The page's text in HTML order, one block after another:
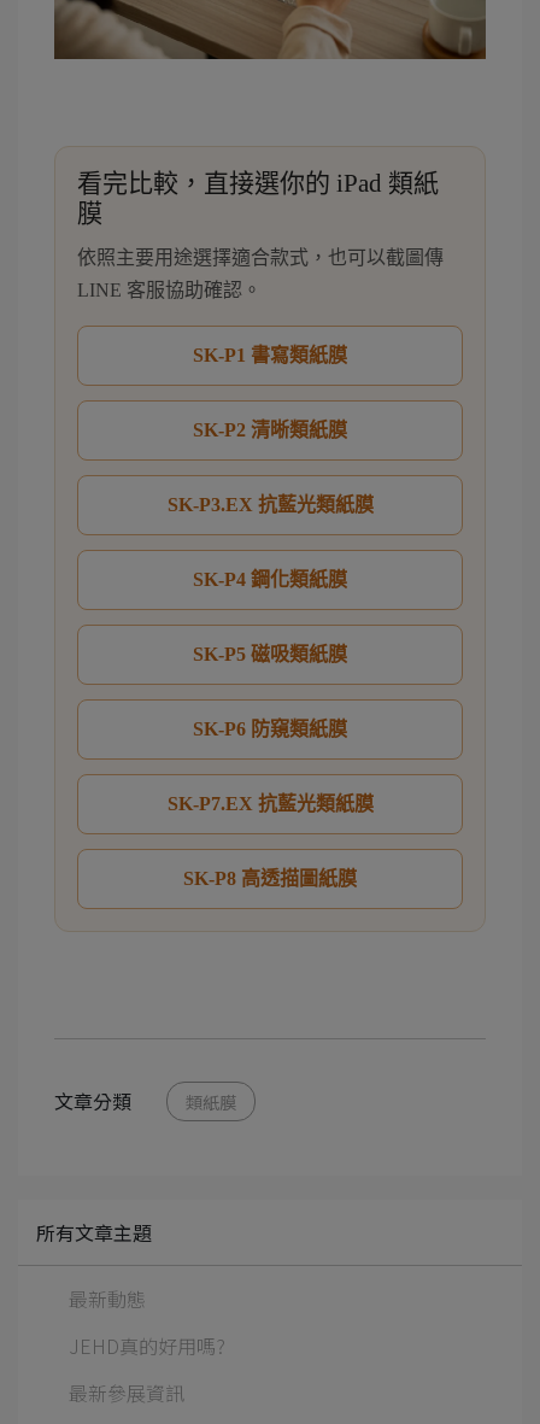
看完比較，直接選你的 iPad 類紙
膜
依照主要用途選擇適合款式，也可以截圖傳
LINE 客服協助確認。
SK-P1 書寫類紙膜
SK-P2 清晰類紙膜
SK-P3.EX 抗藍光類紙膜
SK-P4 鋼化類紙膜
SK-P5 磁吸類紙膜
SK-P6 防窺類紙膜
SK-P7.EX 抗藍光類紙膜
SK-P8 高透描圖紙膜
文章分類 類紙膜
所有文章主題
最新動態
JEHD真的好用嗎?
最新參展資訊